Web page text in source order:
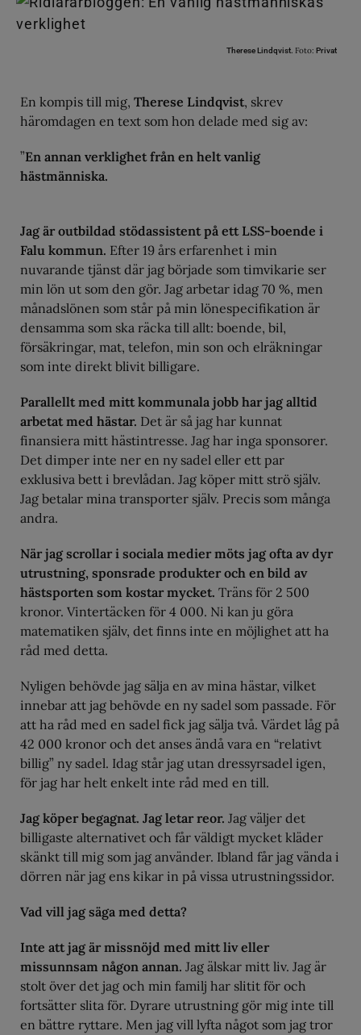
Therese Lindqvist. Foto: Privat
En kompis till mig, Therese Lindqvist, skrev
häromdagen en text som hon delade med sig av:
”En annan verklighet från en helt vanlig
hästmänniska.
Jag är outbildad stödassistent på ett LSS-boende i
Falu kommun. Efter 19 års erfarenhet i min
nuvarande tjänst där jag började som timvikarie ser
min lön ut som den gör. Jag arbetar idag 70 %, men
månadslönen som står på min lönespecifikation är
densamma som ska räcka till allt: boende, bil,
försäkringar, mat, telefon, min son och elräkningar
som inte direkt blivit billigare.
Parallellt med mitt kommunala jobb har jag alltid
arbetat med hästar. Det är så jag har kunnat
finansiera mitt hästintresse. Jag har inga sponsorer.
Det dimper inte ner en ny sadel eller ett par
exklusiva bett i brevlådan. Jag köper mitt strö själv.
Jag betalar mina transporter själv. Precis som många
andra.
När jag scrollar i sociala medier möts jag ofta av dyr
utrustning, sponsrade produkter och en bild av
hästsporten som kostar mycket. Träns för 2 500
kronor. Vintertäcken för 4 000. Ni kan ju göra
matematiken själv, det finns inte en möjlighet att ha
råd med detta.
Nyligen behövde jag sälja en av mina hästar, vilket
innebar att jag behövde en ny sadel som passade. För
att ha råd med en sadel fick jag sälja två. Värdet låg på
42 000 kronor och det anses ändå vara en “relativt
billig” ny sadel. Idag står jag utan dressyrsadel igen,
för jag har helt enkelt inte råd med en till.
Jag köper begagnat. Jag letar reor. Jag väljer det
billigaste alternativet och får väldigt mycket kläder
skänkt till mig som jag använder. Ibland får jag vända i
dörren när jag ens kikar in på vissa utrustningssidor.
Vad vill jag säga med detta?
Inte att jag är missnöjd med mitt liv eller
missunnsam någon annan. Jag älskar mitt liv. Jag är
stolt över det jag och min familj har slitit för och
fortsätter slita för. Dyrare utrustning gör mig inte till
en bättre ryttare. Men jag vill lyfta något som jag tror